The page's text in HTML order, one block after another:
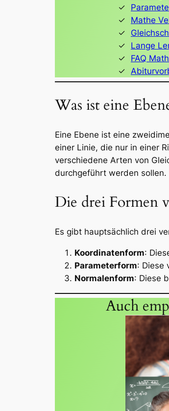
Mathe
Lange
FAQ
Was ist eine
Eine Ebene ist eine
einer Linie, die nur in einer
verschiedene Arten von
durchgeführt werden sollen.
Die drei Formen
Es gibt hauptsächlich drei
Koordinatenform:
Parameterform: Diese
Normalenform: Diese
Auch